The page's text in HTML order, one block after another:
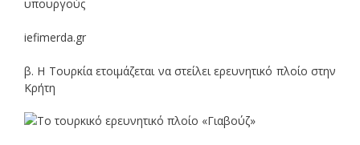
iefimerda.gr
β. Η Τουρκία ετοιμάζεται να στείλει ερευνητικό πλοίο στην
Κρήτη